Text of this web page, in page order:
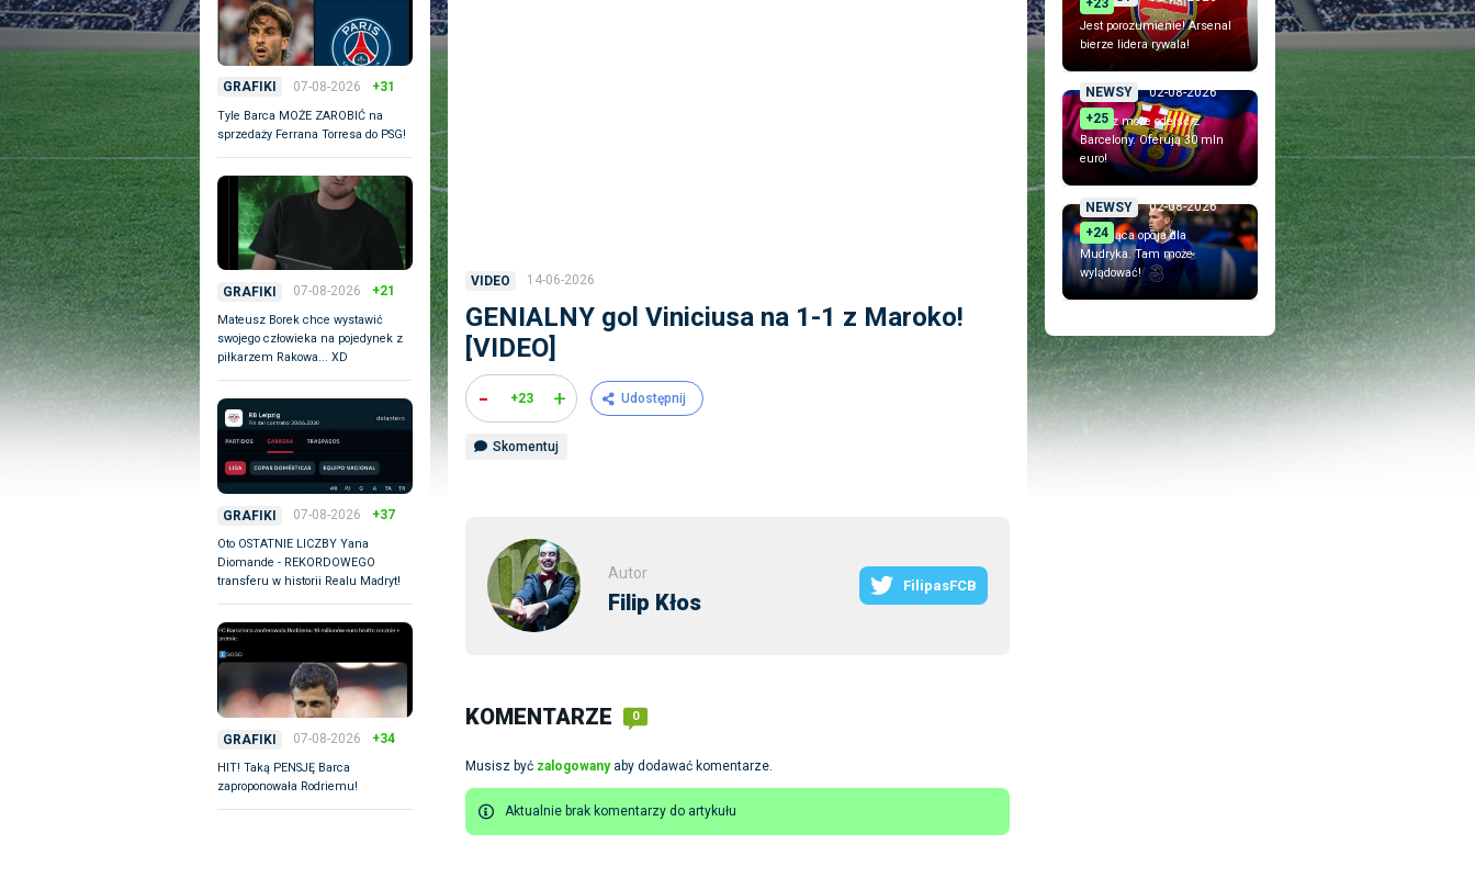
GRAFIKI 07-08-2026 +31
Tyle Barca MOŻE ZAROBIĆ na
sprzedaży Ferrana Torresa do PSG!
GRAFIKI 07-08-2026 +21
Mateusz Borek chce wystawić
swojego człowieka na pojedynek z
piłkarzem Rakowa... XD
GRAFIKI 07-08-2026 +37
Oto OSTATNIE LICZBY Yana
Diomande - REKORDOWEGO
transferu w historii Realu Madryt!
GRAFIKI 07-08-2026 +34
HIT! Taką PENSJĘ Barca
zaproponowała Rodriemu!
+23
Jest porozumienie! Arsenal
bierze lidera rywala!
NEWSY
02-08-2026
+25
Piłkarz może odejść z
Barcelony. Oferują 30 mln
euro!
NEWSY
02-08-2026
+24
Szokująca opcja dla
Mudryka. Tam może
wylądować!
VIDEO 14-06-2026
GENIALNY gol Viniciusa na 1-1 z Maroko!
[VIDEO]
- +23 + Udostępnij
Skomentuj
Autor
Filip Kłos
FilipasFCB
KOMENTARZE 0
Musisz być zalogowanyaby dodawać komentarze.
Aktualnie brak komentarzy do artykułu